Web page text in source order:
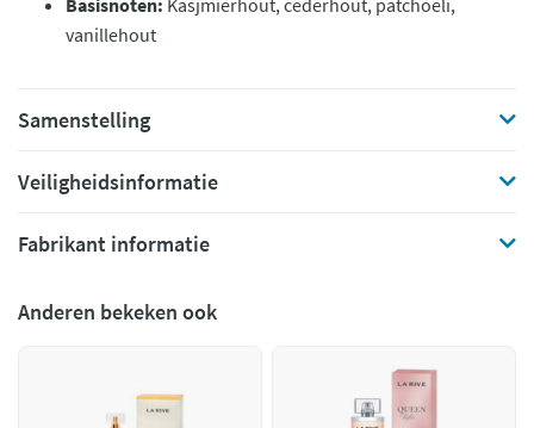
Basisnoten: Kasjmierhout, cederhout, patchoeli,
vanillehout
Samenstelling
Veiligheidsinformatie
Fabrikant informatie
Anderen bekeken ook